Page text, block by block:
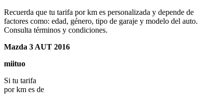
Recuerda que tu tarifa por km es personalizada y depende de
factores como: edad, género, tipo de garaje y modelo del auto.
Consulta términos y condiciones.
Mazda 3 AUT 2016
miituo
Si tu tarifa
por km es de